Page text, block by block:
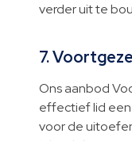
verder uit te
7.
Ons aanbod
effectief lid
voor de